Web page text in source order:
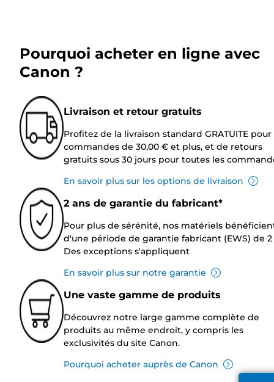
Pourquoi acheter en ligne avec
Canon ?
Livraison et retour gratuits
Profitez de la livraison standard GRATUITE pour
commandes de 30,00 € et plus, et de retours
gratuits sous 30 jours pour toutes les
En savoir plus sur les options de livraison
2 ans de garantie du fabricant*
Pour plus de sérénité, nos matériels
d'une période de garantie fabricant (EWS) de 2
Des exceptions s'appliquent
En savoir plus sur notre garantie
Une vaste gamme de produits
Découvrez notre large gamme complète de
produits au même endroit, y compris les
exclusivités du site Canon.
Pourquoi acheter auprès de Canon